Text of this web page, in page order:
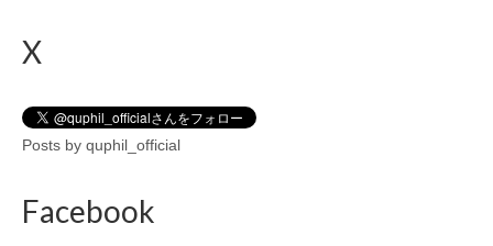
X
Posts by quphil_official
Facebook